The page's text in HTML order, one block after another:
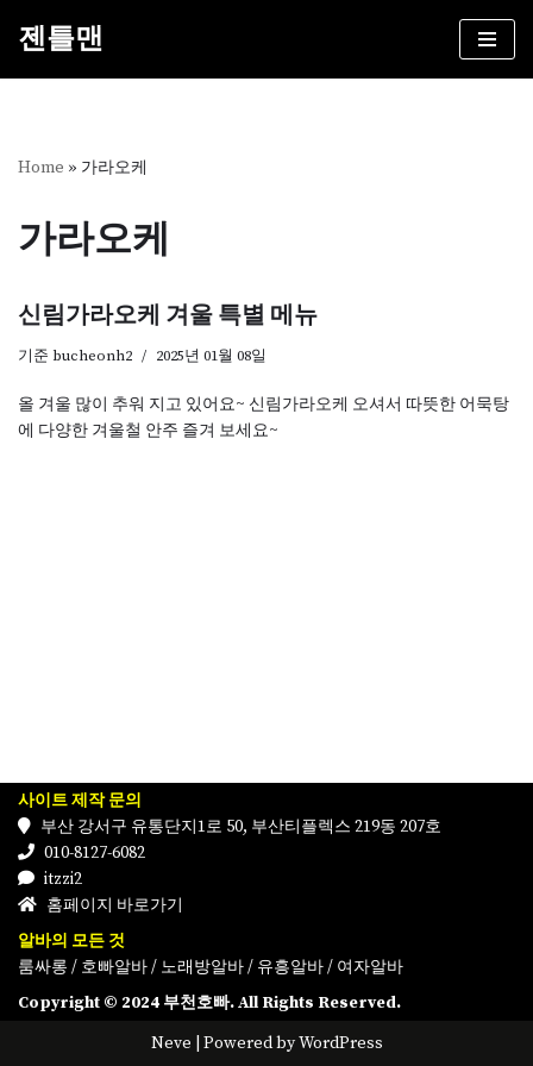
건
뛰
기
젠틀맨
Home » 가라오케
가라오케
신림가라오케 겨울 특별 메뉴
기준 bucheonh2 2025년 01월 08일
올 겨울 많이 추워 지고 있어요~ 신림가라오케 오셔서 따뜻한 어묵탕
에 다양한 겨울철 안주 즐겨 보세요~
사이트 제작 문의
부산 강서구 유통단지1로 50, 부산티플렉스 219동 207호
010-8127-6082
itzzi2
홈페이지 바로가기
알바의 모든 것
룸싸롱 / 호빠알바/ 노래방알바/ 유흥알바/ 여자알바
Copyright © 2024 부천호빠. All Rights Reserved.
Neve | Powered byWordPress